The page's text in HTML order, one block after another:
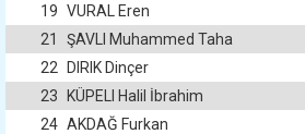
19 VURAL Eren
21
ŞAVLI Muhammed Taha
22
DIRIK Dinçer
23
KÜPELI Halil İbrahim
24 AKDAĞ Furkan